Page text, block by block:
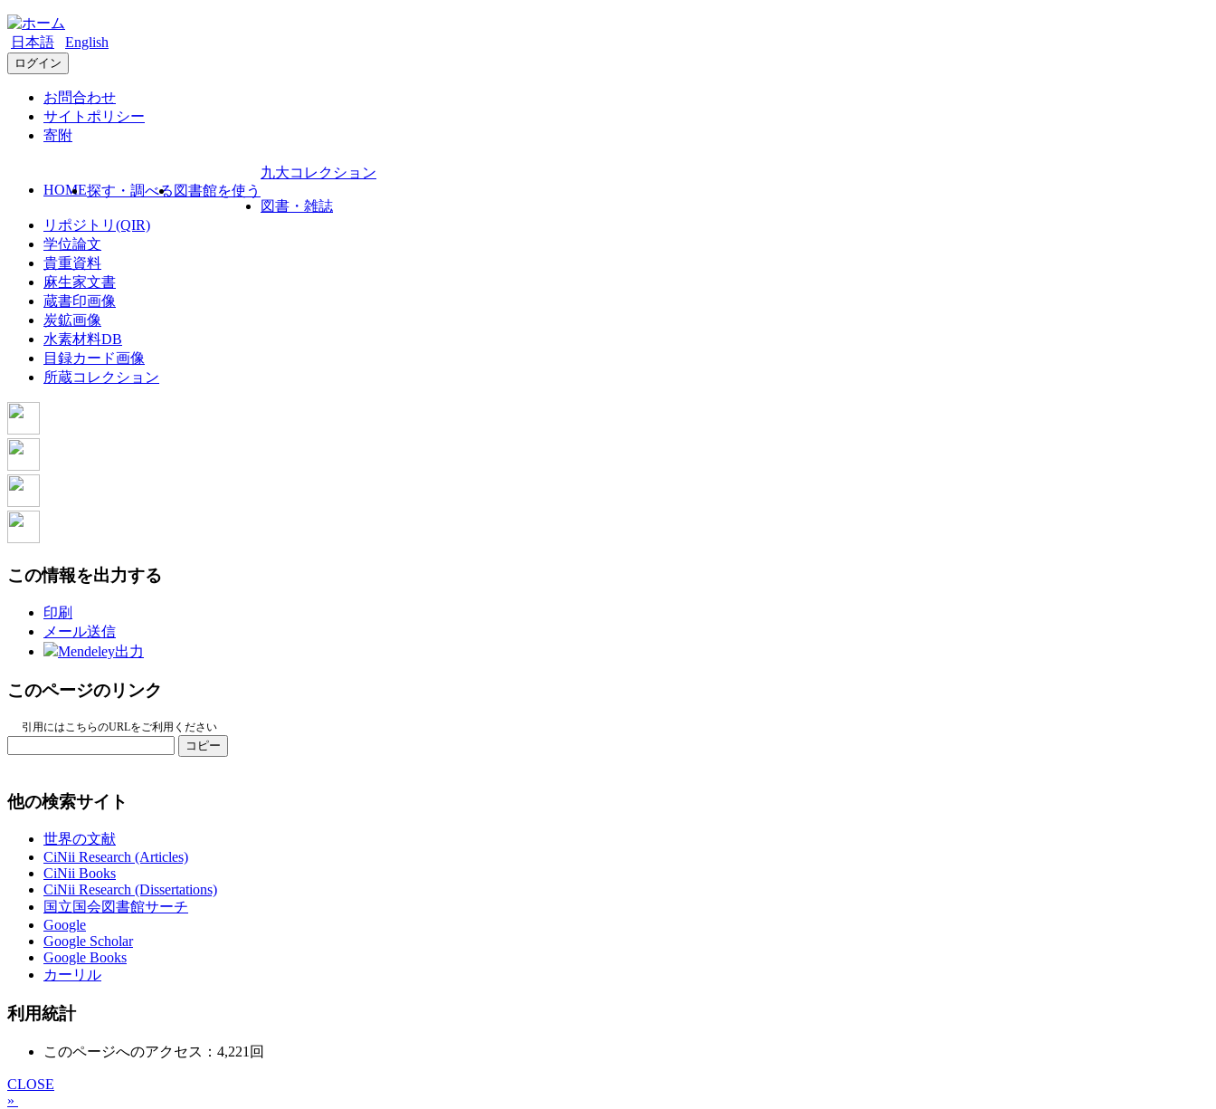
日本語 English
ログイン
お問合わせ
サイトポリシー
寄附
HOME探す・調べる 図書館を使う
九大コレクション
図書・雑誌
リポジトリ(QIR)
学位論文
貴重資料
麻生家文書
蔵書印画像
炭鉱画像
水素材料DB
目録カード画像
所蔵コレクション
この情報を出力する
印刷
メール送信
Mendeley出力
このページのリンク
引用にはこちらのURLをご利用ください
コピー
他の検索サイト
世界の文献
CiNii Research (Articles)
CiNii Books
CiNii Research (Dissertations)
国立国会図書館サーチ
Google
Google Scholar
Google Books
カーリル
利用統計
このページへのアクセス：4,221回
CLOSE
»